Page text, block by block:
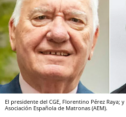
El presidente del CGE, Florentino Pérez Raya;
Asociación Española de Matronas (AEM).